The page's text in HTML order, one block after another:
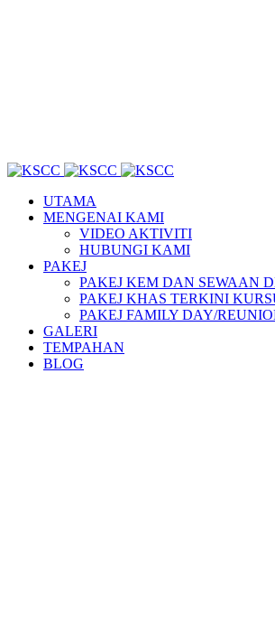
UTAMA
MENGENAI KAMI
VIDEO AKTIVITI
HUBUNGI KAMI
PAKEJ
PAKEJ KEM DAN SEWAAN
PAKEJ KHAS TERKINI
PAKEJ FAMILY DAY/
GALERI
TEMPAHAN
BLOG